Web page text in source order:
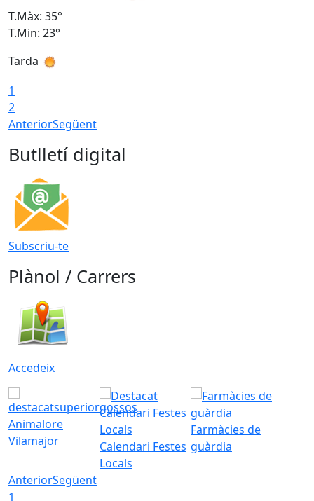
T.Màx: 35°
T.Min: 23°
Tarda
1
2
AnteriorSegüent
Butlletí digital
Subscriu-te
Plànol / Carrers
Accedeix
Animalore
Vilamajor
Calendari Festes
Locals
Farmàcies de
guàrdia
AnteriorSegüent
1